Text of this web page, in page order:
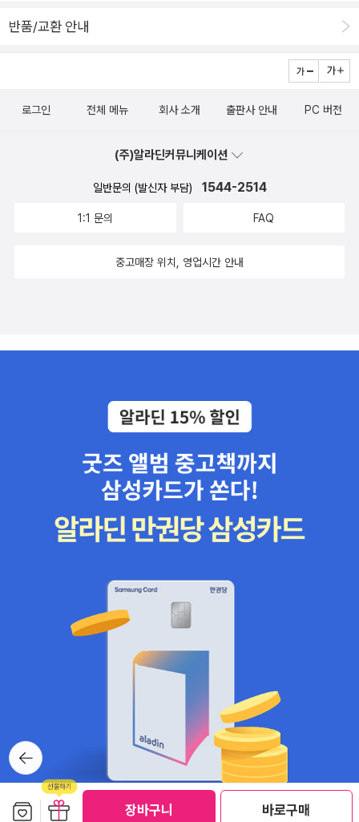
장바구니 바로구매
다. 프로그래밍 언어는 가장 기초 준비물이고, UX, UI, 서버에 대한 이
에 따라 매우 많은 지식들이 필요로 합니다.이에 폴 이우수틴, 막심 라
본의 'LLM 엔지니어링'은 AI 특히 대형 언어 모델 LLM 애플리케이션
실무 개발에 필요한 다양한 지식을 다룹니다. 단순히 인공지능 활용
도구 설치, 배포, 테스트까지 모든 과정을 잘 담은 실무 실전 가이드,
습하고 사용자가 직접 쓴 것처럼 글을 자동 생성해 주는 스타일전이
전개합니다. 스케치를 하듯이 개발의 밑그림이 되는 아키텍처부터 생
트리, 오케스트레이터 ZenML, 실험 추적 도구 Comet ML, 프롬프트
PPENDIX로 구성되어 있습니다. 앞에서 말한 사전 준비 파트는 챕터
2장까지이고, 그 이후에는 보다 세부적이고 단계적으로 LLM Twin
구축에 필요한 정보들을 담고 있습니다.검색 증강 생성 RAG는 외부
정보를 활용해 LLM의 기존 지식을 보완하여 정확도와 신뢰도를 높여
줍니다. 인공지능의 엉뚱한 답변, 거짓말하는 것을 개선해 주죠. 지도
학습 튜닝 SFT 챕터에서는 전체 파인튜닝, LoRA, QLoRA 기법도 같
이 배웁니다. 이걸 발전시킨 선호도 정렬, 직접 선호 최적화 DPO를
DevOps, MLOps, LLMOps의 이론적 본질도 알아봅니다.제가 아직
안 써본 프로그램들이 너무 많네요. 계속 인공지능 관련 책을 봐왔으
나, 실제 AI 관련 일에 투입된 적이 없다 보니, 이런 것들을 알아 나갈
배울 수 있게 됩니다. 왜 이런 프로그램을 쓰며, 장단점이 무엇인지,
비슷한 것들은 뭐가 있는지도 자세한 설명을 들을 수 있습니다.'LLM
엔지니어링'이 달리 LLM 실무 가이드, 실전 종합 안내서가 아닙니다.
한 챕터, 한 챕터 생생한 실무 경험을 쌓을 수 있게 해줍니다. 제가 팀
장 또는 팀원으로 LLM 소프트웨어를 개발하는 느낌이 들게 해줍니
다. 데이터 수집에서는 도덕적, 윤리적인 사용 여부까지도 체크하고,
배포와 테스트까지 염두에 둬야 할 것들을 꼼꼼하게 알려줍니다. 진
짜 실전, 실무에 도움 되는 내용들이 참 많습니다.아울러 'LLM 엔지니
반품/교환 안내
뒤로가
기
로그인 전체 메뉴 회사 소개 출판사 안내 PC 버전
(주)알라딘커뮤니케이션
일반문의 (발신자 부담) 1544-2514
1:1 문의 FAQ
중고매장 위치, 영업시간 안내